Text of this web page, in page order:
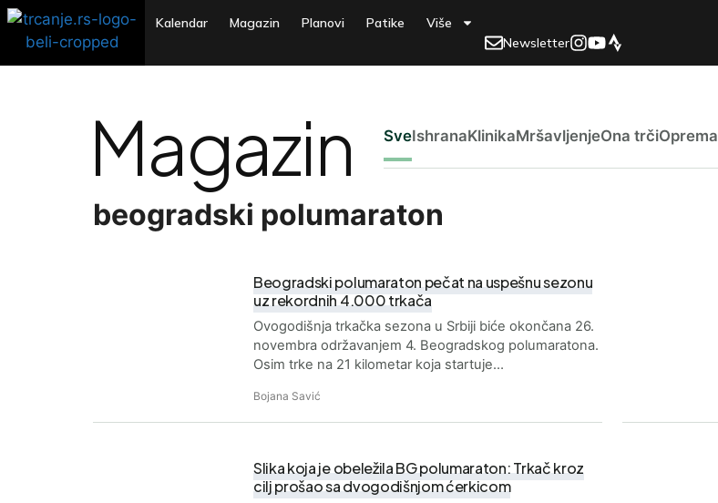
Kalendar Magazin Planovi Patike
Više
Newsletter
Magazin SveIshranaKlinikaMršavljenjeOna trčiOprema
beogradski polumaraton
Beogradski polumaraton pečat na uspešnu sezonu
uz rekordnih 4.000 trkača
Ovogodišnja trkačka sezona u Srbiji biće okončana 26.
novembra održavanjem 4. Beogradskog polumaratona.
Osim trke na 21 kilometar koja startuje…
Bojana Savić
Slika koja je obeležila BG polumaraton: Trkač kroz
cilj prošao sa dvogodišnjom ćerkicom